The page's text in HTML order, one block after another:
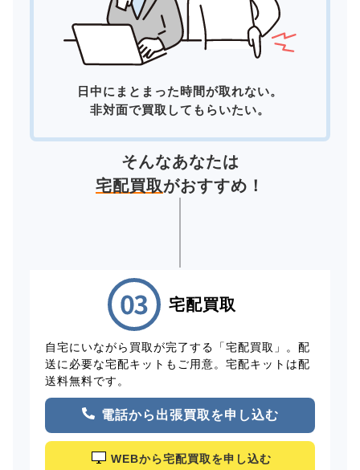
日中にまとまった時間が取れない。
非対面で買取してもらいたい。
そんなあなたは
宅配買取がおすすめ！
宅配買取
自宅にいながら買取が完了する「宅配買取」。配
送に必要な宅配キットもご用意。宅配キットは配
送料無料です。
電話から出張買取を申し込む
WEBから宅配買取を申し込む